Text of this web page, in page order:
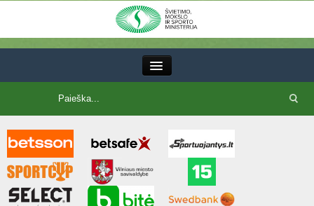
SFL taurė
7x7 CUP